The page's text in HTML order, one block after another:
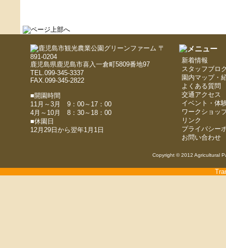
〒
891-0204
鹿児島県鹿児島市喜入一倉町5809番地97
TEL.099-345-3337
FAX.099-345-2822
■開園時間
11月～3月 9：00～17：00
4月～10月 8：30～18：00
■休園日
12月29日から翌年1月1日
新着情報
スタッフブロ
園内マップ・
よくある質問
交通アクセス
イベント・体
ワークショッ
リンク
プライバシー
お問い合わせ
Copyright © 2012 Agricultural